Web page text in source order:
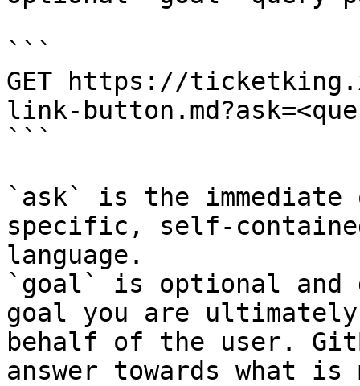
```
GET https://
link-
```
`ask` is the
specific, self-
language.
`goal` is optional and
goal you are
behalf of the user.
answer towards what